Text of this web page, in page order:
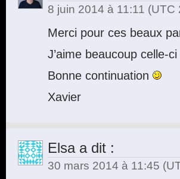
8 juin 2014 à 11:11 (UTC
Merci pour ces beaux
J’aime beaucoup celle-
Bonne continuation
Xavier
Elsaa dit :
30 mars 2014 à 11:45